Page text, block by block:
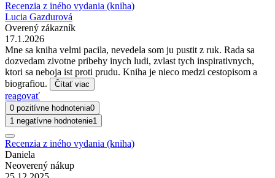
Recenzia z iného vydania (kniha)
Lucia Gazdurová
Overený zákazník
17.1.2026
Mne sa kniha velmi pacila, nevedela som ju pustit z ruk. Rada sa
dozvedam zivotne pribehy inych ludi, zvlast tych inspirativnych,
ktori sa neboja ist proti prudu. Kniha je nieco medzi cestopisom a
biografiou.
Čítať viac
reagovať
0 pozitívne hodnotenia0
1 negatívne hodnotenie1
Recenzia z iného vydania (kniha)
Daniela
Neoverený nákup